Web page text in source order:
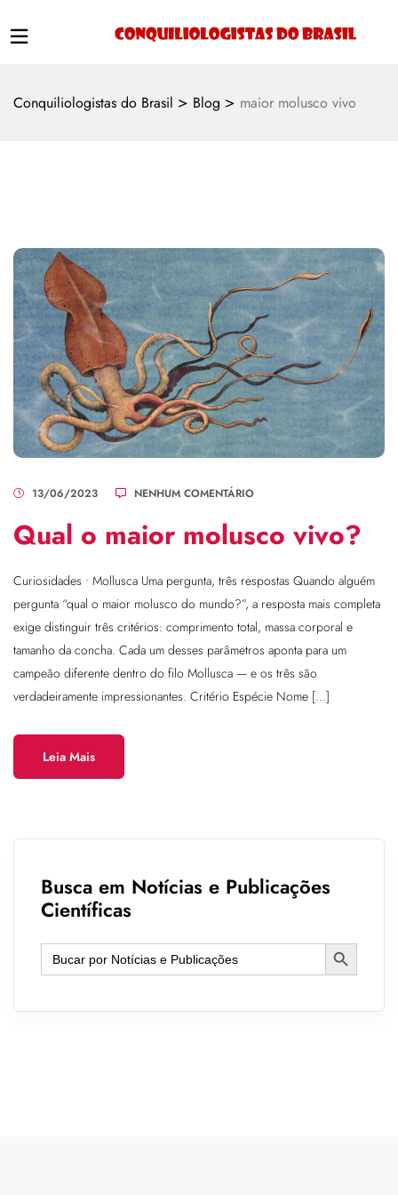
Conquiliologistas do Brasil > Blog > maior molusco vivo
13/06/2023 NENHUM COMENTÁRIO
Qual o maior molusco vivo?
Curiosidades • Mollusca Uma pergunta, três respostas Quando alguém
pergunta “qual o maior molusco do mundo?”, a resposta mais completa
exige distinguir três critérios: comprimento total, massa corporal e
tamanho da concha. Cada um desses parâmetros aponta para um
campeão diferente dentro do filo Mollusca — e os três são
verdadeiramente impressionantes. Critério Espécie Nome […]
Leia Mais
Busca em Notícias e Publicações
Científicas
Search
for:
Search Button